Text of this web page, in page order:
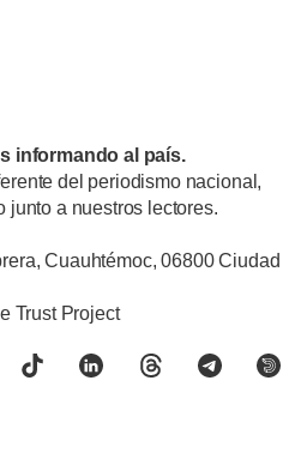
informando al país.
del periodismo nacional,
junto a nuestros lectores.
Cuauhtémoc, 06800 Ciudad
Trust Project